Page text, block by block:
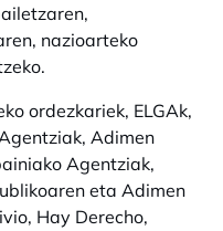
nazioarteko
ordezkariek, ELGAk,
Adimen
Agentziak,
eta Adimen
Hay Derecho,